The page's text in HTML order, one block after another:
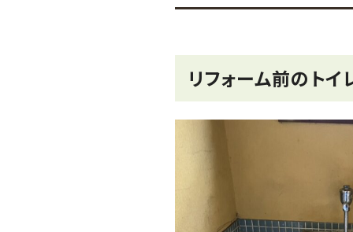
リフォーム前のトイ